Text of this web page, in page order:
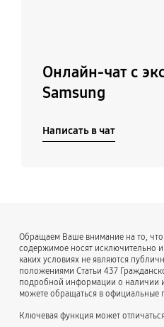
Онлайн-чат с
Samsung
Написать в чат
Обращаем Ваше внимание на то, что
содержимое носят исключительно
каких условиях не являются
положениями Статьи 437
подробной информации о наличии
можете обращаться в официальные
Ключевая функция может